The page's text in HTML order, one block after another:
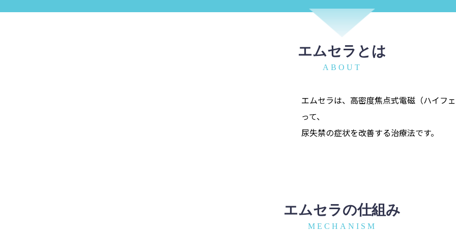
エムセラとは
ABOUT
エムセラは、高密度焦点式電磁（ハイフ
って、
尿失禁の症状を改善する治療法です。
エムセラの仕組み
MECHANISM